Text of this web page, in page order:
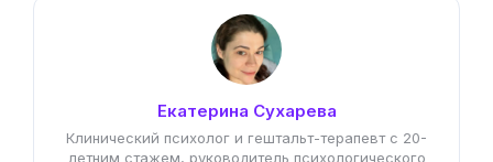
Екатерина Сухарева
Клинический психолог и гештальт-терапевт с 20-
летним стажем, руководитель психологического